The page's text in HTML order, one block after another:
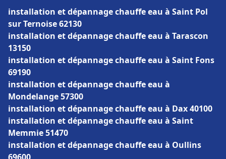
installation et dépannage chauffe eau à Saint Pol
sur Ternoise 62130
installation et dépannage chauffe eau à Tarascon
13150
installation et dépannage chauffe eau à Saint Fons
69190
installation et dépannage chauffe eau à
Mondelange 57300
installation et dépannage chauffe eau à Dax 40100
installation et dépannage chauffe eau à Saint
Memmie 51470
installation et dépannage chauffe eau à Oullins